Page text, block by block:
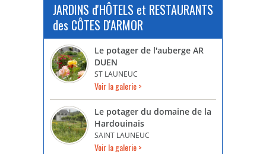
JARDINS d'HÔTELS et RESTAURANTS
des CÔTES D'ARMOR
Le potager de l'auberge AR
DUEN
ST LAUNEUC
Voir la galerie >
Le potager du domaine de la
Hardouinais
SAINT LAUNEUC
Voir la galerie >